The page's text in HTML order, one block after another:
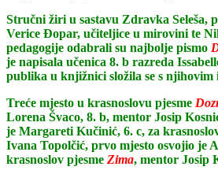
Stručni žiri u sastavu Zdravka Seleša,
Verice Đopar, učiteljice u mirovini te
pedagogije odabrali su najbolje pismo
je napisala učenica 8. b razreda
publika u knjižnici složila se s njihovim
Treće mjesto u krasnoslovu pjesme
Lorena Švaco, 8. b, mentor Josip
je Margareti Kučinić, 6. c, za
Ivana Topolčić, prvo mjesto osvojio je
krasnoslov pjesme Zima, mentor Josip